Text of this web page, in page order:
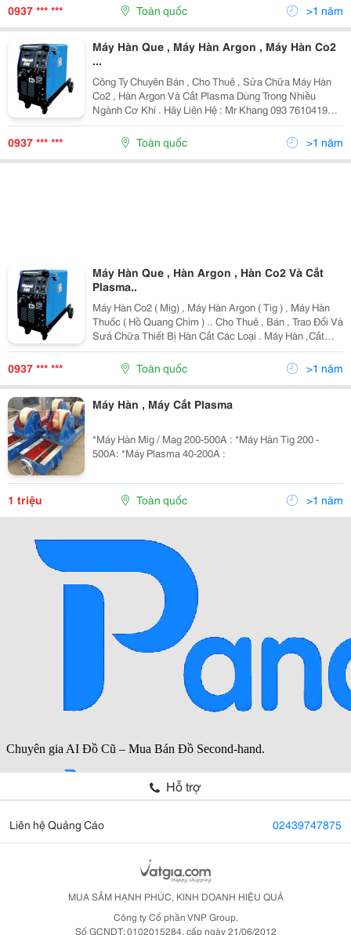
Email: Thaivinhkhang.welding
0937 *** *** Toàn quốc >1 năm
Máy Hàn Que , Máy Hàn Argon , Máy Hàn Co2
...
Công Ty Chuyên Bán , Cho Thuê , Sửa Chữa Máy Hàn
Co2 , Hàn Argon Và Cắt Plasma Dùng Trong Nhiều
Ngành Cơ Khí . Hãy Liên Hệ : Mr Khang 093 7610419
Email: Thaivinhkhang.welding@Gmail.com Add : A 28 /
18 Qe 2 Ấp 1 , X. Bình Hưng , H.bc . Tp.hcm
0937 *** *** Toàn quốc >1 năm
Máy Hàn Que , Hàn Argon , Hàn Co2 Và Cắt
Plasma..
Máy Hàn Co2 ( Mig) , Máy Hàn Argon ( Tig ) , Máy Hàn
Thuốc ( Hồ Quang Chìm ) .. Cho Thuê , Bán , Trao Đổi Và
Sưả Chữa Thiết Bị Hàn Cắt Các Loại . Máy Hàn ,Cắt
Chuyên Dùng Cho Chế Tạo Cơ Khí , Tự Động .V.v.v. Xin
Liên Hệ : Công Ty Tnhh Tm-
0937 *** *** Toàn quốc >1 năm
Máy Hàn , Máy Cắt Plasma
*Máy Hàn Mig / Mag 200-500A : *Máy Hàn Tig 200 -
500A: *Máy Plasma 40-200A :
1 triệu Toàn quốc >1 năm
Hỗ trợ
Liên hệ Quảng Cáo 02439747875
MUA SẮM HẠNH PHÚC, KINH DOANH HIỆU QUẢ
Công ty Cổ phần VNP Group.
Số GCNDT: 0102015284, cấp ngày 21/06/2012